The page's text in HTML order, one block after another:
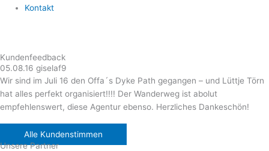
Kontakt
Kundenfeedback
05.08.16 giselaf9
Wir sind im Juli 16 den Offa´s Dyke Path gegangen – und Lüttje Törn
hat alles perfekt organisiert!!!! Der Wanderweg ist abolut
empfehlenswert, diese Agentur ebenso. Herzliches Dankeschön!
Alle Kundenstimmen
Unsere Partner